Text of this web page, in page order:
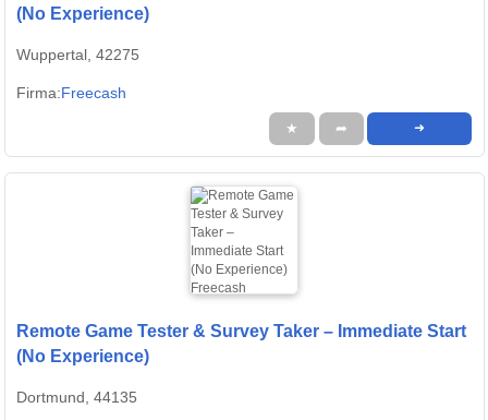
(No Experience)
Wuppertal, 42275
Firma:Freecash
★ ➦ ➜
Remote Game Tester & Survey Taker – Immediate Start
(No Experience)
Dortmund, 44135